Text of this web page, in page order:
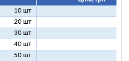
10 шт
20 шт
30 шт
40 шт
50 шт